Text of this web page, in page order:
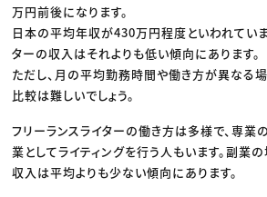
万円前後になります。
日本の平均年収が430万円程度といわれていま
ターの収入はそれよりも低い傾向にあります。
ただし、月の平均勤務時間や働き方が異なる
比較は難しいでしょう。
フリーランスライターの働き方は多様で、専業
業としてライティングを行う人もいます。副業
収入は平均よりも少ない傾向にあります。